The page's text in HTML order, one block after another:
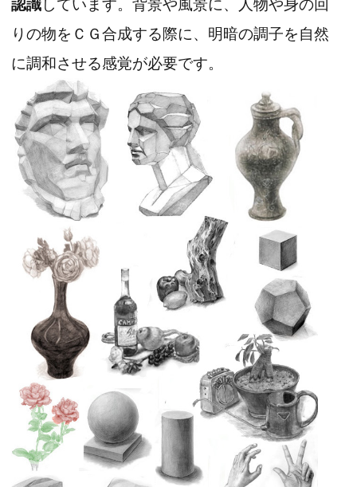
認識しています。背景や風景に、人物や身の回
りの物をＣＧ合成する際に、明暗の調子を自然
に調和させる感覚が必要です。